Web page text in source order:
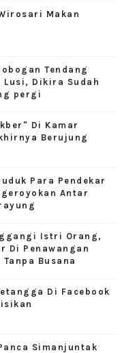
Makan
Tendang
Lusi, Dikira Sudah
pergi
Di Kamar
Berujung
Para Pendekar
Antar
Istri Orang,
Di Penawangan
Busana
Di Facebook
Simanjuntak